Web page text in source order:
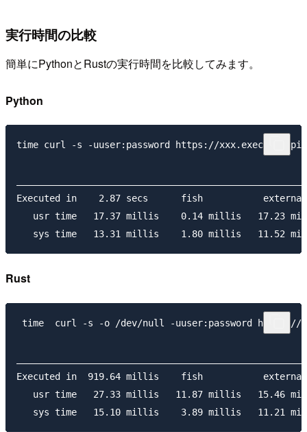
実行時間の比較
簡単にPythonとRustの実行時間を比較してみます。
Python
time curl -s -uuser:password https://xxx.execute-
Executed in    2.87 secs      fish           external
usr time   17.37 millis    0.14 millis   17.23
Rust
time  curl -s -o /dev/null -uuser:password https://
Executed in  919.64 millis    fish           external
usr time   27.33 millis   11.87 millis   15.46